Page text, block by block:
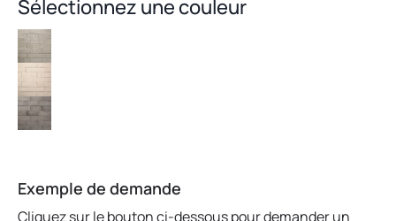
Sélectionnez une couleur
Exemple de demande
Cliquez sur le bouton ci-dessous pour demander un